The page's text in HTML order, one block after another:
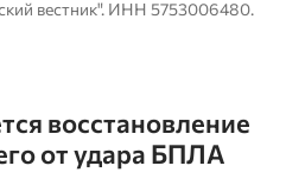
вестник". ИНН 5753006480.
восстановление
от удара БПЛА